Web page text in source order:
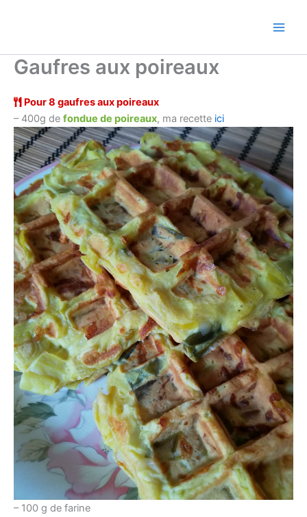
Gaufres aux poireaux
Pour 8 gaufres aux poireaux
– 400g de fondue de poireaux, ma recette ici
– 100 g de farine